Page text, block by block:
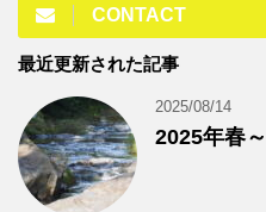
CONTACT
最近更新された記事
2025/08/14
2025年春